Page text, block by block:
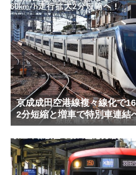
京成成田空港線複々線化で
2分短縮と増車で特別車連
ダイヤ改正予測(2029年以降